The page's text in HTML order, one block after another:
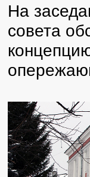
На
совета